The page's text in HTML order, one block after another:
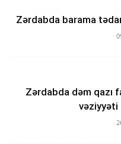
Zərdabda barama
Zərdabda dəm qazı
vəziyyəti